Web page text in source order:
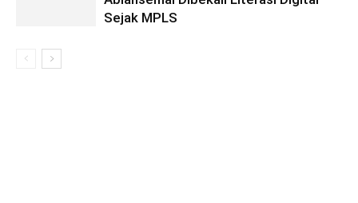
Sejak MPLS